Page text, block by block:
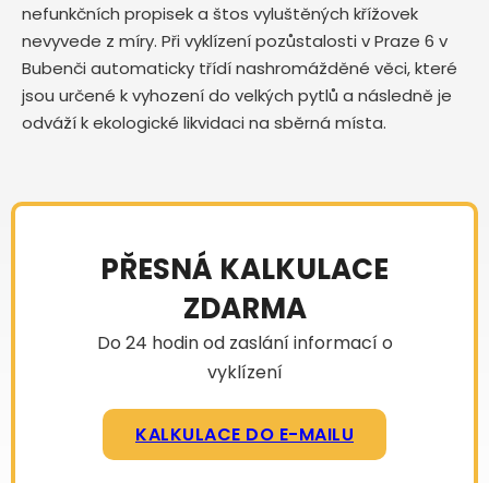
nefunkčních propisek a štos vyluštěných křížovek
nevyvede z míry. Při vyklízení pozůstalosti v Praze 6 v
Bubenči automaticky třídí nashromážděné věci, které
jsou určené k vyhození do velkých pytlů a následně je
odváží k ekologické likvidaci na sběrná místa.
PŘESNÁ KALKULACE
ZDARMA
Do 24 hodin od zaslání informací o
vyklízení
KALKULACE DO E-MAILU